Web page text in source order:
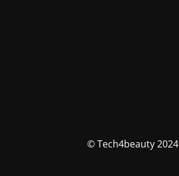
© Tech4beauty 2024